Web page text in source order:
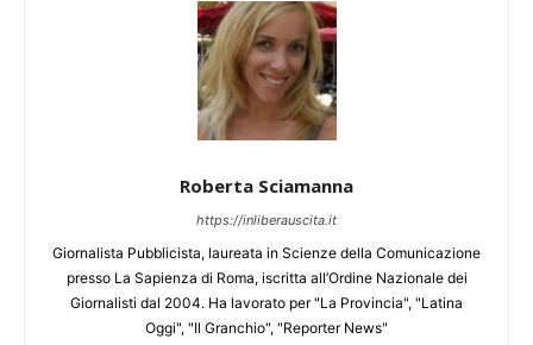
Roberta Sciamanna
https://inliberauscita.it
Giornalista Pubblicista, laureata in Scienze della Comunicazione
presso La Sapienza di Roma, iscritta all’Ordine Nazionale dei
Giornalisti dal 2004. Ha lavorato per "La Provincia", "Latina
Oggi", "Il Granchio", "Reporter News"